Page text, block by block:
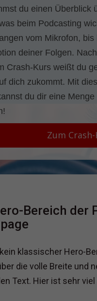
du einen Überblick
beim Podcasting
vom Mikrofon, bis
deiner Folgen. Nach
Crash-Kurs weißt du
dich zukommt. Mit
du dir eine Menge
Zum
Bereich der
klassischer Hero-
die volle Breite und
Text. Hier ist sehr